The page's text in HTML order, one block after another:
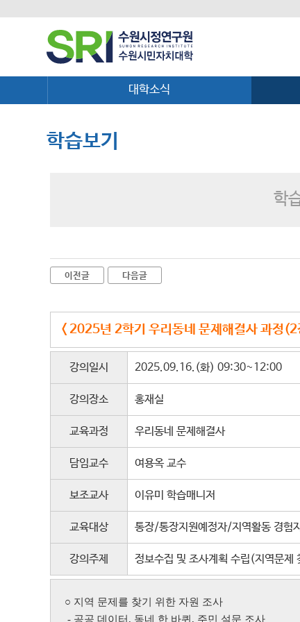
대학소식
학습보기
학
이전글 다음글
< 2025년 2학기 우리동네 문제해결사 과정(2
강의일시 2025.09.16.(화) 09:30~12:00
강의장소 홍재실
교육과정 우리동네 문제해결사
담임교수 여용옥 교수
보조교사 이유미 학습매니저
교육대상 통장/통장지원예정자/지역활동 경험
강의주제 정보수집 및 조사계획 수립(지역문제
○ 지역 문제를 찾기 위한 자원 조사
- 공공 데이터, 동네 한 바퀴, 주민 설문 조사